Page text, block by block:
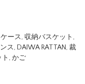
ース, 収納バスケット ,
ス, DAIWA RATTAN, 裁
, かご